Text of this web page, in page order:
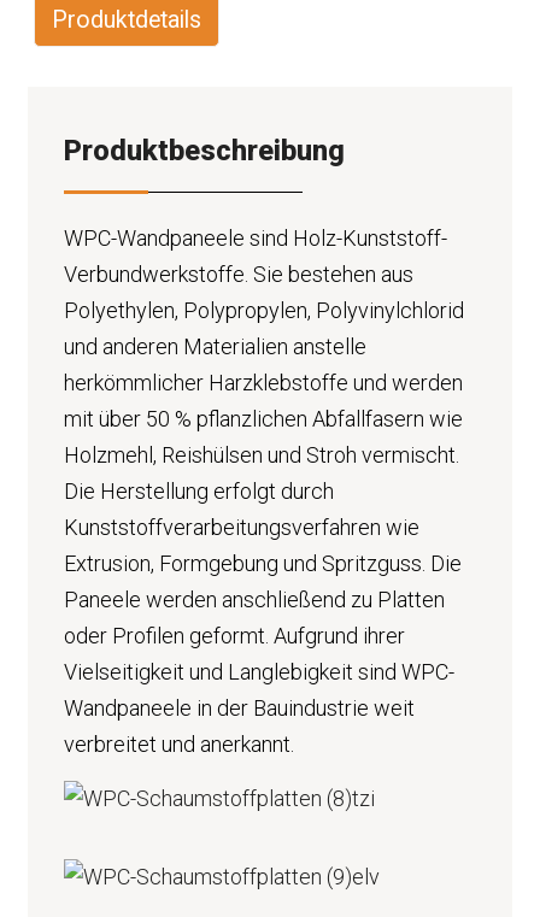
Produktdetails
Produktbeschreibung
WPC-Wandpaneele sind Holz-Kunststoff-
Verbundwerkstoffe. Sie bestehen aus
Polyethylen, Polypropylen, Polyvinylchlorid
und anderen Materialien anstelle
herkömmlicher Harzklebstoffe und werden
mit über 50 % pflanzlichen Abfallfasern wie
Holzmehl, Reishülsen und Stroh vermischt.
Die Herstellung erfolgt durch
Kunststoffverarbeitungsverfahren wie
Extrusion, Formgebung und Spritzguss. Die
Paneele werden anschließend zu Platten
oder Profilen geformt. Aufgrund ihrer
Vielseitigkeit und Langlebigkeit sind WPC-
Wandpaneele in der Bauindustrie weit
verbreitet und anerkannt.